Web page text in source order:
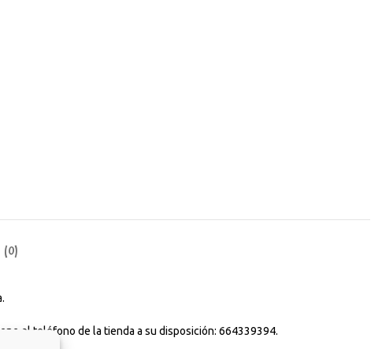
(0)
el teléfono de la tienda a su disposición: 664339394.